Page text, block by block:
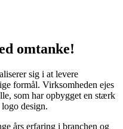
omtanke!
sig i at levere
formål. Virksomheden ejes
som har opbygget en stærk
design.
års erfaring i branchen og